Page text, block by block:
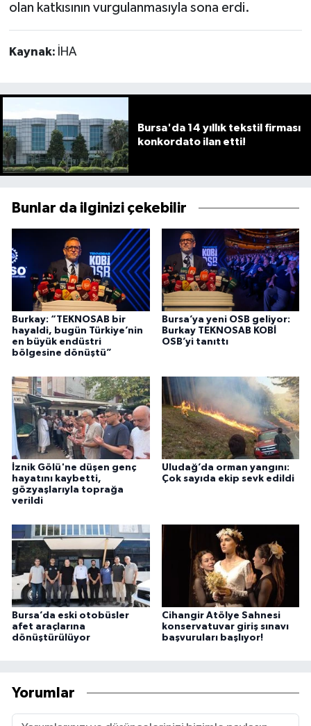
olan katkısının vurgulanmasıyla sona erdi.
Kaynak: İHA
Bursa'da 14 yıllık tekstil firması
konkordato ilan etti!
Bunlar da ilginizi çekebilir
Burkay: “TEKNOSAB bir
hayaldi, bugün Türkiye’nin
en büyük endüstri
bölgesine dönüştü”
Bursa’ya yeni OSB geliyor:
Burkay TEKNOSAB KOBİ
OSB’yi tanıttı
İznik Gölü'ne düşen genç
hayatını kaybetti,
gözyaşlarıyla toprağa
verildi
Uludağ’da orman yangını:
Çok sayıda ekip sevk edildi
Bursa’da eski otobüsler
afet araçlarına
dönüştürülüyor
Cihangir Atölye Sahnesi
konservatuvar giriş sınavı
başvuruları başlıyor!
Yorumlar